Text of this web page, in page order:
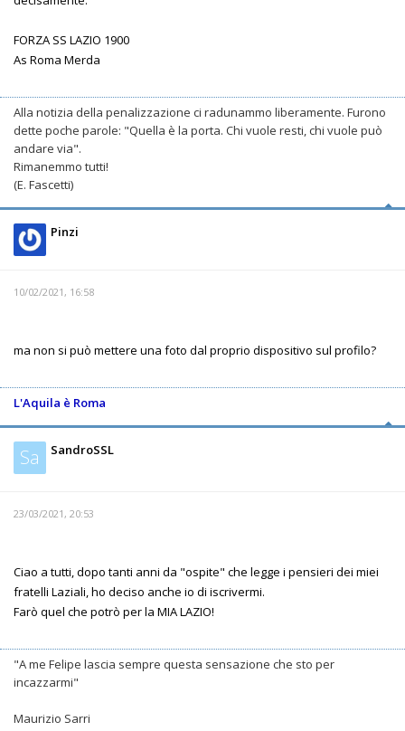
FORZA SS LAZIO 1900
As Roma Merda
Alla notizia della penalizzazione ci radunammo liberamente. Furono
dette poche parole: "Quella è la porta. Chi vuole resti, chi vuole può
andare via".
Rimanemmo tutti!
(E. Fascetti)
Pinzi
10/02/2021, 16:58
ma non si può mettere una foto dal proprio dispositivo sul profilo?
L'Aquila è Roma
Sa SandroSSL
23/03/2021, 20:53
Ciao a tutti, dopo tanti anni da "ospite" che legge i pensieri dei miei
fratelli Laziali, ho deciso anche io di iscrivermi.
Farò quel che potrò per la MIA LAZIO!
"A me Felipe lascia sempre questa sensazione che sto per
incazzarmi"
Maurizio Sarri